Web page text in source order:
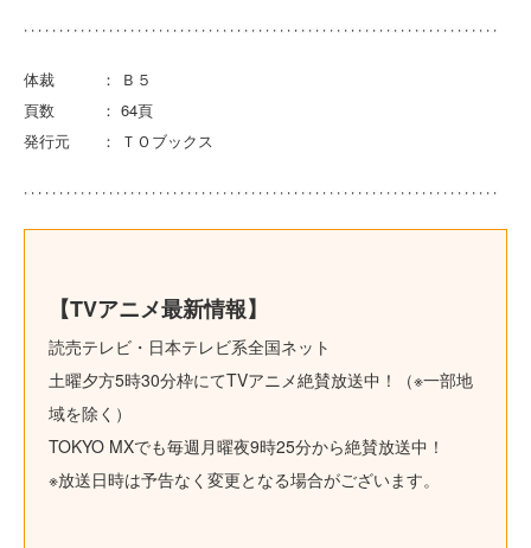
体裁 ： Ｂ５
頁数 ： 64頁
発行元 ： ＴＯブックス
【TVアニメ最新情報】
読売テレビ・日本テレビ系全国ネット
土曜夕方5時30分枠にてTVアニメ絶賛放送中！（※一部地
域を除く）
TOKYO MXでも毎週月曜夜9時25分から絶賛放送中！
※放送日時は予告なく変更となる場合がございます。